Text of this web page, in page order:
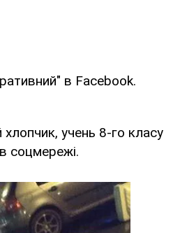
в Facebook.
учень 8-го класу
соцмережі.